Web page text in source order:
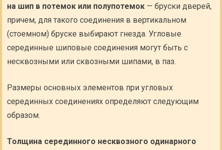
на шип в потемок или полупотемок — бруски дверей,
причем, для такого соединения в вертикальном
(стоемном) бруске выбирают гнезда. Угловые
серединные шиповые соединения могут быть с
несквозными или сквозными шипами, в паз.
Размеры основных элементов при угловых
серединных соединениях определяют следующим
образом.
Толщина серединного несквозного одинарного